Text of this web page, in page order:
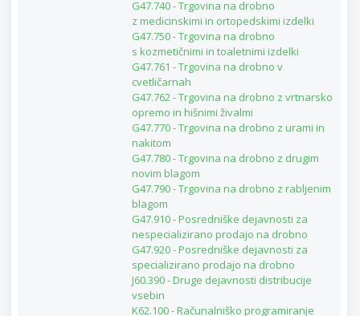
G47.740 - Trgovina na drobno
z medicinskimi in ortopedskimi izdelki
G47.750 - Trgovina na drobno
s kozmetičnimi in toaletnimi izdelki
G47.761 - Trgovina na drobno v
cvetličarnah
G47.762 - Trgovina na drobno z vrtnarsko
opremo in hišnimi živalmi
G47.770 - Trgovina na drobno z urami in
nakitom
G47.780 - Trgovina na drobno z drugim
novim blagom
G47.790 - Trgovina na drobno z rabljenim
blagom
G47.910 - Posredniške dejavnosti za
nespecializirano prodajo na drobno
G47.920 - Posredniške dejavnosti za
specializirano prodajo na drobno
J60.390 - Druge dejavnosti distribucije
vsebin
K62.100 - Računalniško programiranje